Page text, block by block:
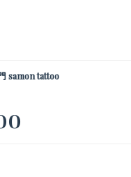
samon tattoo